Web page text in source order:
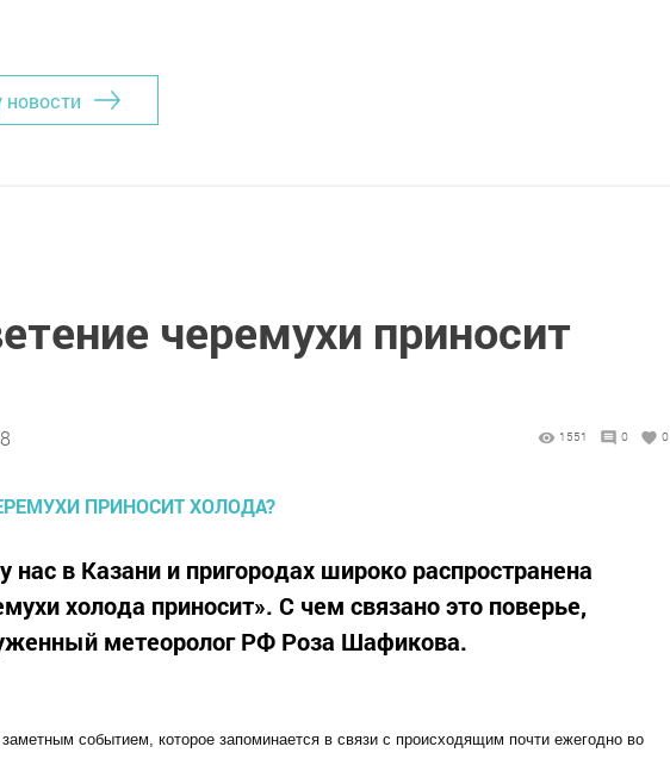
новости
черемухи приносит
1551 0 0
нас в Казани и пригородах широко распространена
холода приносит». С чем связано это поверье,
метеоролог РФ Роза Шафикова.
событием, которое запоминается в связи с происходящим почти ежегодно во